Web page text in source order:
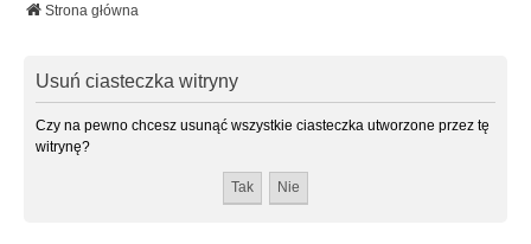
Strona główna
Usuń ciasteczka witryny
Czy na pewno chcesz usunąć wszystkie ciasteczka utworzone przez tę
witrynę?